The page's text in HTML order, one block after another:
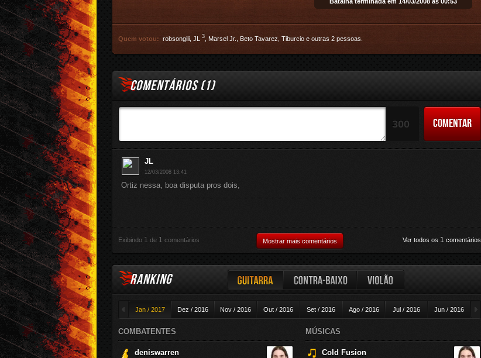
Quem votou: robsongili, JL 3, Marsel Jr., Beto Tavarez, Tiburcio e outras 2 pessoas
Email
COMENTÁRIOS (1)
300 COMENTAR
JL
12/03/2008 13:41
Ortiz nessa, boa disputa pros dois,
Exibindo 1 de 1 comentários Mostrar mais comentários Ver todos os 1 comentários
RANKING
◄
Jan / 2017 Dez / 2016 Nov / 2016 Out / 2016 Set / 2016 Ago / 2016 Jul / 2016 Jun / 2016
Guitarra Contra-baixo Violão
COMBATENTES
deniswarren
MÚSICAS
Cold Fusion